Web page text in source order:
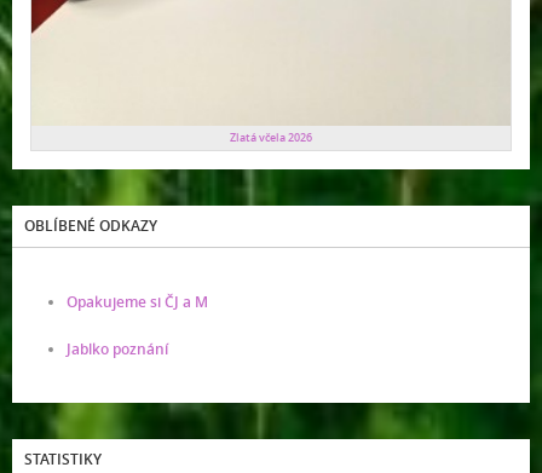
Zlatá včela 2026
OBLÍBENÉ ODKAZY
Opakujeme si ČJ a M
Jablko poznání
STATISTIKY